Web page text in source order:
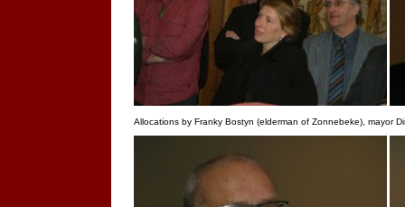
Allocations by Franky Bostyn (elderman of Zonnebeke), mayor